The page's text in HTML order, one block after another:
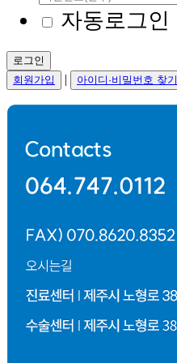
자동로그인
로그인
회원가입
| 아이디·비밀번호 찾기